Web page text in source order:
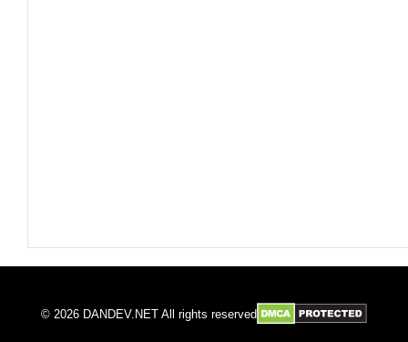
© 2026 DANDEV.NET All rights reserved